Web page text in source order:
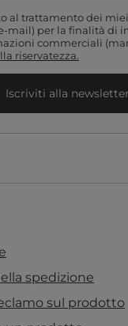
al trattamento dei
mail) per la finalità di
commerciali
riservatezza.
Iscriviti alla newsletter
spedizione
sul prodotto